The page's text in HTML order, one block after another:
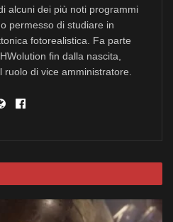
alcuni dei più noti programmi
permesso di studiare in
fotorealistica. Fa parte
fin dalla nascita,
di vice amministratore.